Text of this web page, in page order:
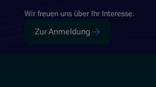
Wir freuen uns über Ihr Interesse.
Zur Anmeldung